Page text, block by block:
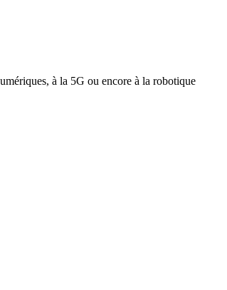
à la 5G ou encore à la robotique